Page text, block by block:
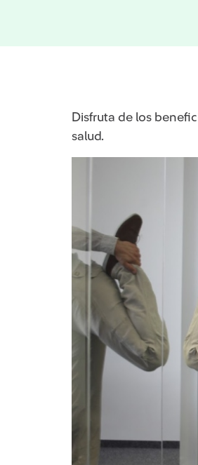
Disfruta de los
salud.